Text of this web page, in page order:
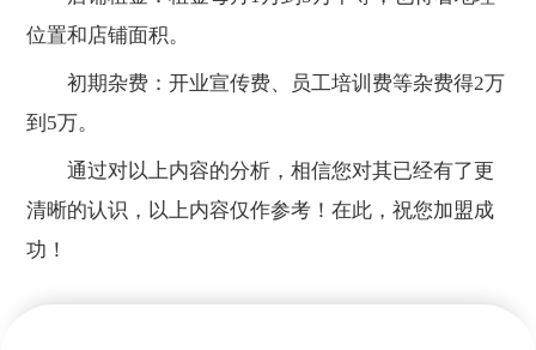
位置和店铺面积。
初期杂费：开业宣传费、员工培训费等杂费得2万
到5万。
通过对以上内容的分析，相信您对其已经有了更
清晰的认识，以上内容仅作参考！在此，祝您加盟成
功！